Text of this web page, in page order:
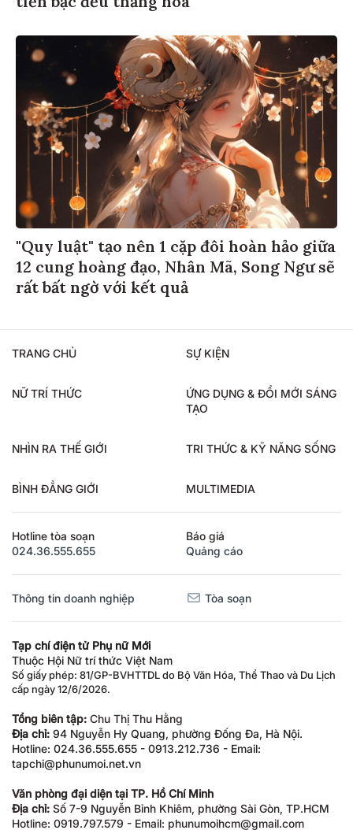
"Quy luật" tạo nên 1 cặp đôi hoàn hảo giữa
12 cung hoàng đạo, Nhân Mã, Song Ngư sẽ
rất bất ngờ với kết quả
TRANG CHỦ SỰ KIỆN
NỮ TRÍ THỨC
ỨNG DỤNG & ĐỔI MỚI SÁNG
TẠO
NHÌN RA THẾ GIỚI TRI THỨC & KỸ NĂNG SỐNG
BÌNH ĐẲNG GIỚI MULTIMEDIA
Hotline tòa soạn
024.36.555.655
Báo giá
Quảng cáo
Thông tin doanh nghiệp Tòa soạn
Tạp chí điện tử Phụ nữ Mới
Thuộc Hội Nữ trí thức Việt Nam
Số giấy phép: 81/GP-BVHTTDL do Bộ Văn Hóa, Thể Thao và Du Lịch
cấp ngày 12/6/2026.
Tổng biên tập: Chu Thị Thu Hằng
Địa chỉ: 94 Nguyễn Hy Quang, phường Đống Đa, Hà Nội.
Hotline: 024.36.555.655 - 0913.212.736 - Email:
tapchi@phunumoi.net.vn
Văn phòng đại diện tại TP. Hồ Chí Minh
Địa chỉ: Số 7-9 Nguyễn Bỉnh Khiêm, phường Sài Gòn, TP.HCM
Hotline: 0919.797.579 - Email: phunumoihcm@gmail.com